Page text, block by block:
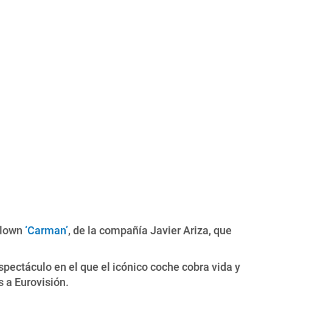
‘Carman’, de la compañía Javier Ariza, que
en el que el icónico coche cobra vida y
a Eurovisión.